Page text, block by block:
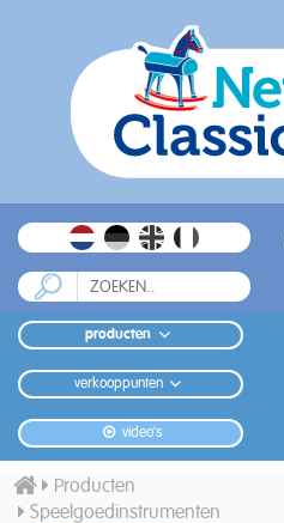
producten
verkooppunten
video's
Producten
Speelgoedinstrumenten